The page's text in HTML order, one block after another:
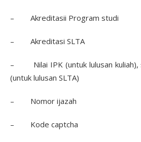
– Akreditasii Program studi
– Akreditasi SLTA
– Nilai IPK (untuk lulusan kuliah),
(untuk lulusan SLTA)
– Nomor ijazah
– Kode captcha